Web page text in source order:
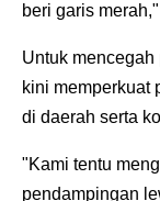
beri garis
Untuk
kini memperkuat
di daerah serta
"Kami tentu
pendampingan